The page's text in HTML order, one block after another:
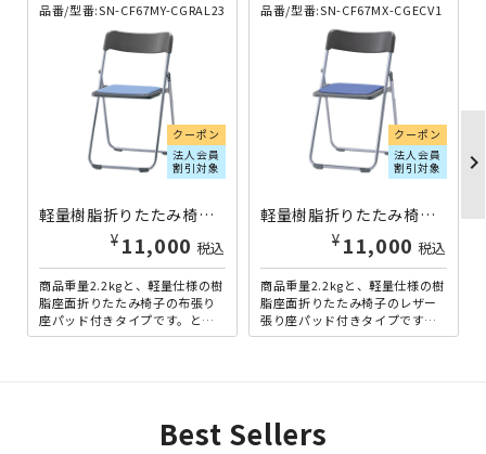
品番/型番:SN-CF67MY-CGRAL23
クーポン
法人会員
割引対象
軽量樹脂折りたたみ椅子 布張り座パッド付き 単体 ブルー/ファブリック×チャコールグレー SN-CF67MY-CGRAL23 | 692286
¥ 11,000 税込
商品重量2.2kgと、軽量仕様の樹
脂座面折りたたみ椅子の布張り
座パッド付きタイプです。とに
かく軽い折りたたみ椅子をお探
品番/型番:SN-CF67MX-CGECV1
クーポン
法人会員
割引対象
軽量樹脂折りたたみ椅子 レザー張り座パッド付き 単体 ブルー/レザー×チャコールグレー SN-CF67MX-CGECV1 | 692297
¥ 11,000 税込
商品重量2.2kgと、軽量仕様の樹
脂座面折りたたみ椅子のレザー
張り座パッド付きタイプです。
とにかく軽い折りたたみ椅子を
chevron_right
Best Sellers